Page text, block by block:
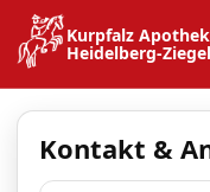
Kurpfalz
Kontakt &